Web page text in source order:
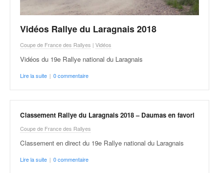
Vidéos Rallye du Laragnais 2018
Coupe de France des Rallyes | Vidéos
Vidéos du 19e Rallye national du Laragnais
Lire la suite | 0 commentaire
Classement Rallye du Laragnais 2018 – Daumas en favori
Coupe de France des Rallyes
Classement en direct du 19e Rallye national du Laragnais
Lire la suite | 0 commentaire